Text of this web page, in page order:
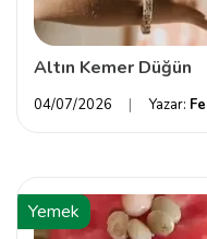
Altın Kemer Düğün
04/07/2026 Yazar:
Yemek